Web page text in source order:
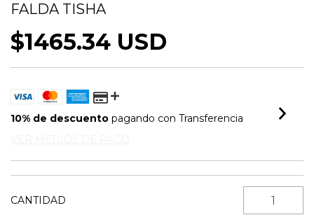
FALDA TISHA
$1465.34 USD
10% de descuento pagando con Transferencia
CANTIDAD